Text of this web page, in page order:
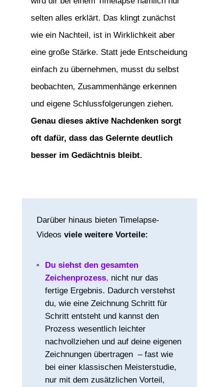
selten alles erklärt. Das klingt zunächst
wie ein Nachteil, ist in Wirklichkeit aber
eine große Stärke. Statt jede Entscheidung
einfach zu übernehmen, musst du selbst
beobachten, Zusammenhänge erkennen
und eigene Schlussfolgerungen ziehen.
Genau dieses aktive Nachdenken sorgt
oft dafür, dass das Gelernte deutlich
besser im Gedächtnis bleibt.
Darüber hinaus bieten Timelapse-
Videos viele weitere Vorteile:
Du siehst den gesamten
Zeichenprozess, nicht nur das
fertige Ergebnis. Dadurch verstehst
du, wie eine Zeichnung Schritt für
Schritt entsteht und kannst den
Prozess wesentlich leichter
nachvollziehen und auf deine eigenen
Zeichnungen übertragen – fast wie
bei einer klassischen Meisterstudie,
nur mit dem zusätzlichen Vorteil,